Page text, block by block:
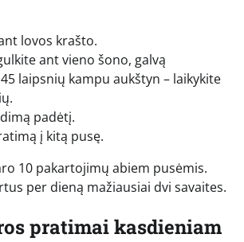
lovos krašto.
ant vieno šono, galvą
laipsnių kampu aukštyn – laikykite
padėtį.
į kitą pusę.
10 pakartojimų abiem pusėmis.
per dieną mažiausiai dvi savaites.
pratimai kasdieniam